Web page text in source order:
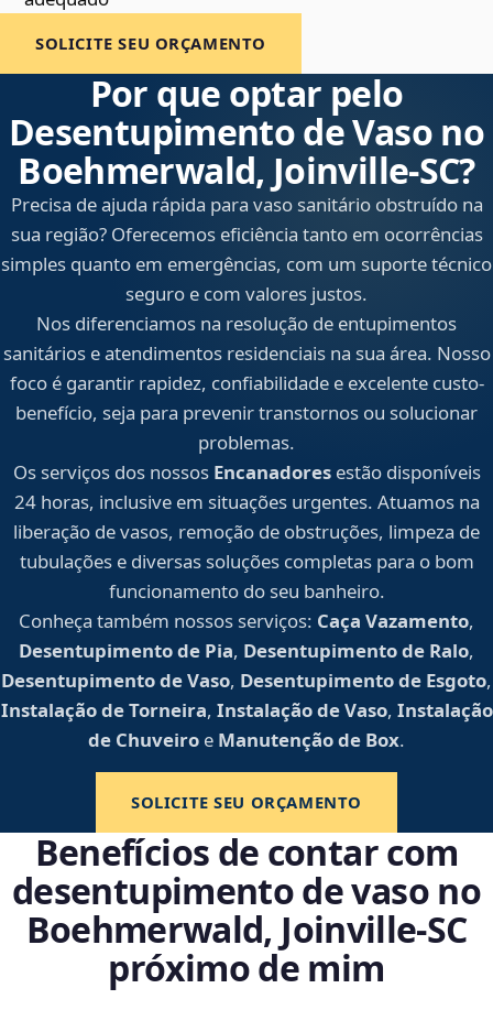
SOLICITE SEU ORÇAMENTO
Por que optar pelo
Desentupimento de Vaso no
Boehmerwald, Joinville‑SC?
Precisa de ajuda rápida para vaso sanitário obstruído na
sua região? Oferecemos eficiência tanto em ocorrências
simples quanto em emergências, com um suporte técnico
seguro e com valores justos.
Nos diferenciamos na resolução de entupimentos
sanitários e atendimentos residenciais na sua área. Nosso
foco é garantir rapidez, confiabilidade e excelente custo-
benefício, seja para prevenir transtornos ou solucionar
problemas.
Os serviços dos nossos Encanadoresestão disponíveis
24 horas, inclusive em situações urgentes. Atuamos na
liberação de vasos, remoção de obstruções, limpeza de
tubulações e diversas soluções completas para o bom
funcionamento do seu banheiro.
Conheça também nossos serviços: Caça Vazamento,
Desentupimento de Pia, Desentupimento de Ralo,
Desentupimento de Vaso, Desentupimento de Esgoto,
Instalação de Torneira, Instalação de Vaso, Instalação
de Chuveiro e Manutenção de Box.
SOLICITE SEU ORÇAMENTO
Benefícios de contar com
desentupimento de vaso no
Boehmerwald, Joinville‑SC
próximo de mim